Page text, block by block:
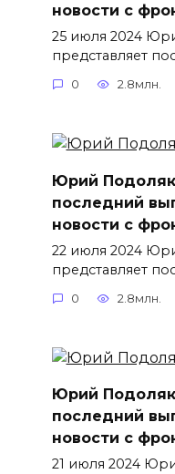
новости с
25 июля 2024
представляет
0 2.8млн.
Юрий
последний
новости с
22 июля 2024
представляет
0 2.8млн.
Юрий
последний
новости с
21 июля 2024